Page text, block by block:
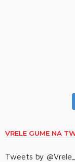
VRELE GUME NA
Tweets by